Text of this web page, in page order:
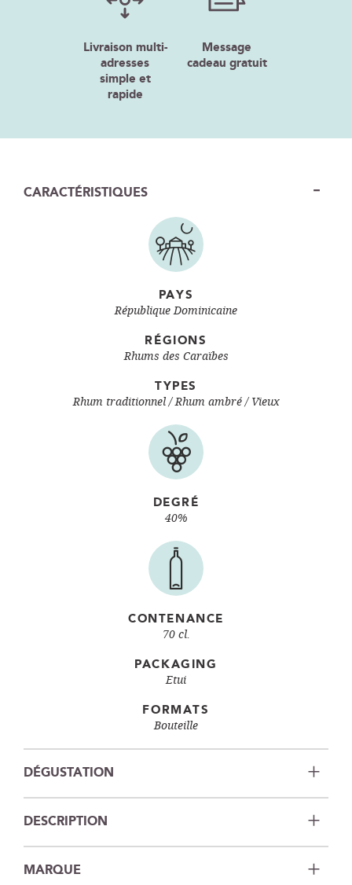
Livraison multi-
adresses
simple et
rapide
Message
cadeau gratuit
CARACTÉRISTIQUES
PAYS
République Dominicaine
RÉGIONS
Rhums des Caraïbes
TYPES
Rhum traditionnel Rhum ambré / Vieux
DEGRÉ
40%
CONTENANCE
70 cl.
PACKAGING
Etui
FORMATS
Bouteille
DÉGUSTATION
DESCRIPTION
MARQUE